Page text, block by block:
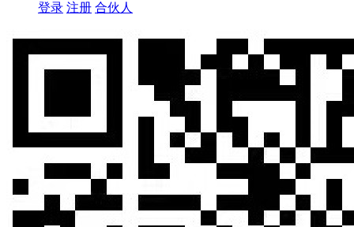
登录 注册 合伙人